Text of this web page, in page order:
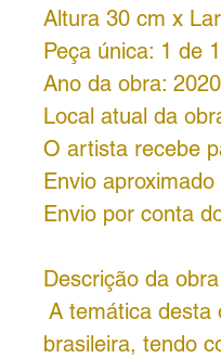
Altura 30 cm x
Peça única: 1 de
Ano da obra: 2020
Local atual da
O artista recebe
Envio
Envio por conta
Descrição da
A temática desta
brasileira, tendo